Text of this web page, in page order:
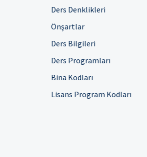
Ders Denklikleri
Önşartlar
Ders Bilgileri
Ders Programları
Bina Kodları
Lisans Program Kodları